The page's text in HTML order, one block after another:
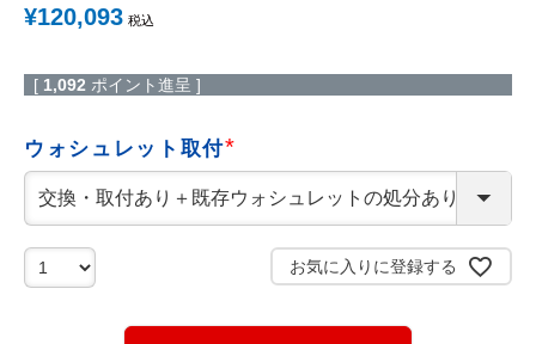
¥120,093 税込
[ 1,092 ポイント進呈 ]
ウォシュレット取付
(
必
お気に入りに登録する